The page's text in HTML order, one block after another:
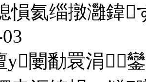
愪氦缁撴灉鍏
у闄勫睘涓